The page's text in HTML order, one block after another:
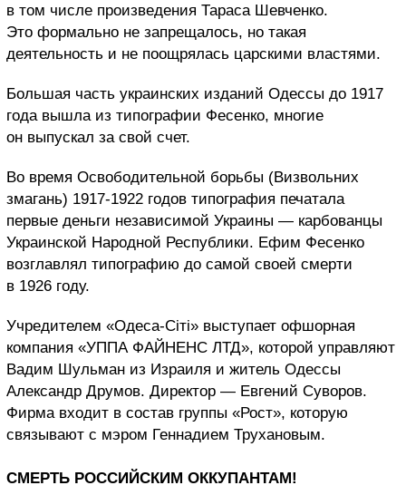
в том числе произведения Тараса Шевченко.
Это формально не запрещалось, но такая
деятельность и не поощрялась царскими властями.
Большая часть украинских изданий Одессы до 1917
года вышла из типографии Фесенко, многие
он выпускал за свой счет.
Во время Освободительной борьбы (Визвольних
змагань) 1917-1922 годов типография печатала
первые деньги независимой Украины — карбованцы
Украинской Народной Республики. Ефим Фесенко
возглавлял типографию до самой своей смерти
в 1926 году.
Учредителем «Одеса-Сіті» выступает офшорная
компания «УППА ФАЙНЕНС ЛТД», которой управляют
Вадим Шульман из Израиля и житель Одессы
Александр Друмов. Директор — Евгений Суворов.
Фирма входит в состав группы «Рост», которую
связывают с мэром Геннадием Трухановым.
СМЕРТЬ РОССИЙСКИМ ОККУПАНТАМ!